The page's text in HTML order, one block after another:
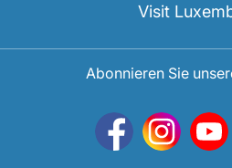
Visit
Abonnieren Sie